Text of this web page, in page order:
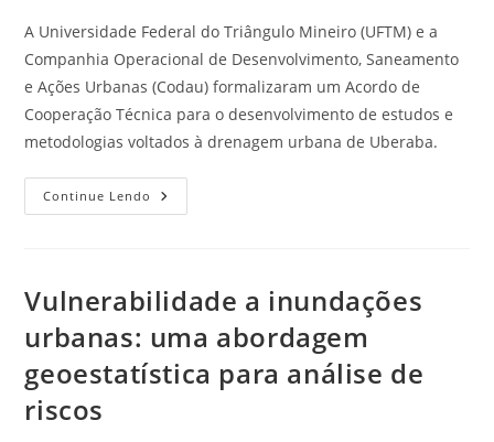
A Universidade Federal do Triângulo Mineiro (UFTM) e a
Companhia Operacional de Desenvolvimento, Saneamento
e Ações Urbanas (Codau) formalizaram um Acordo de
Cooperação Técnica para o desenvolvimento de estudos e
metodologias voltados à drenagem urbana de Uberaba.
Continue Lendo
Vulnerabilidade a inundações
urbanas: uma abordagem
geoestatística para análise de
riscos